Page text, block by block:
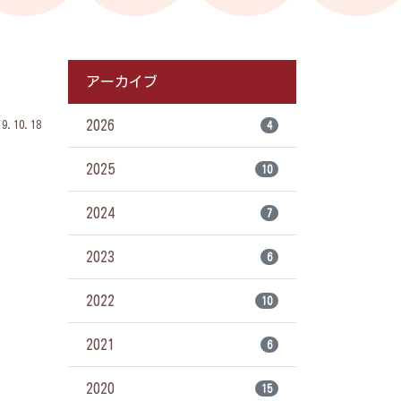
アーカイブ
2026 4
2025 10
2024 7
2023 6
2022 10
2021 6
2020 15